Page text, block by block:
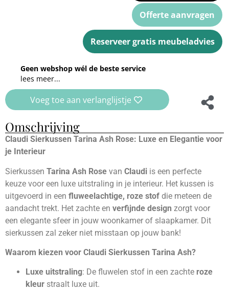
Offerte aanvragen
Reserveer gratis meubeladvies
Geen webshop wél de beste service
lees meer...
Voeg toe aan verlanglijstje
Omschrijving
Claudi Sierkussen Tarina Ash Rose: Luxe en Elegantie voor
je Interieur
Sierkussen Tarina Ash Rose van Claudi is een perfecte
keuze voor een luxe uitstraling in je interieur. Het kussen is
uitgevoerd in een fluweelachtige, roze stof die meteen de
aandacht trekt. Het zachte en verfijnde design zorgt voor
een elegante sfeer in jouw woonkamer of slaapkamer. Dit
sierkussen zal zeker niet misstaan op jouw bank!
Waarom kiezen voor Claudi Sierkussen Tarina Ash?
Luxe uitstraling: De fluwelen stof in een zachte roze
kleur straalt luxe uit.